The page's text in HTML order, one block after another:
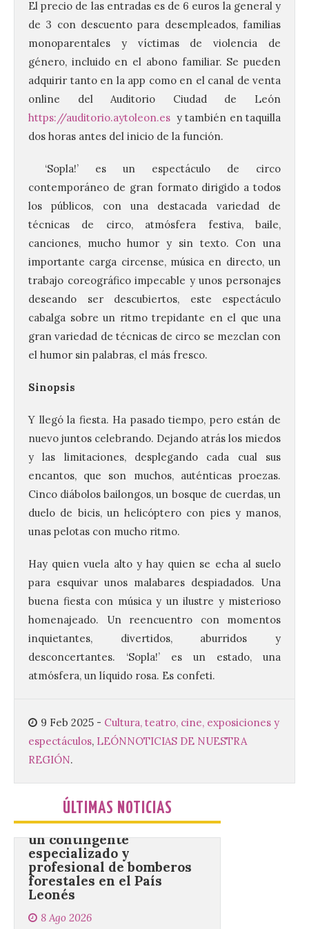
El precio de las entradas es de 6 euros la general y
de 3 con descuento para desempleados, familias
monoparentales y víctimas de violencia de
género, incluido en el abono familiar. Se pueden
adquirir tanto en la app como en el canal de venta
online del Auditorio Ciudad de León
https://auditorio.aytoleon.es y también en taquilla
dos horas antes del inicio de la función.
‘Sopla!’ es un espectáculo de circo
contemporáneo de gran formato dirigido a todos
los públicos, con una destacada variedad de
técnicas de circo, atmósfera festiva, baile,
canciones, mucho humor y sin texto. Con una
importante carga circense, música en directo, un
trabajo coreográfico impecable y unos personajes
deseando ser descubiertos, este espectáculo
cabalga sobre un ritmo trepidante en el que una
gran variedad de técnicas de circo se mezclan con
el humor sin palabras, el más fresco.
Sinopsis
Y llegó la fiesta. Ha pasado tiempo, pero están de
nuevo juntos celebrando. Dejando atrás los miedos
y las limitaciones, desplegando cada cual sus
encantos, que son muchos, auténticas proezas.
Cinco diábolos bailongos, un bosque de cuerdas, un
duelo de bicis, un helicóptero con pies y manos,
unas pelotas con mucho ritmo.
Hay quien vuela alto y hay quien se echa al suelo
para esquivar unos malabares despiadados. Una
buena fiesta con música y un ilustre y misterioso
homenajeado. Un reencuentro con momentos
inquietantes, divertidos, aburridos y
desconcertantes. ‘Sopla!’ es un estado, una
atmósfera, un líquido rosa. Es confeti.
9 Feb 2025 - Cultura, teatro, cine, exposiciones y
espectáculos, LEÓNNOTICIAS DE NUESTRA
REGIÓN.
ÚLTIMAS NOTICIAS
La UPSA impulsa la
creación musical con el I
Composición Coral Sacra
8 Ago 2026
Este certamen,
promovido por el Instituto
Universitario de Música
Sacra de la Universidad
Pontificia de Salamanca
podrán presentarse hasta el 30 de
noviembre. La Universidad, a […]
Conceyu vuelve a exigir
un contingente
especializado y
profesional de bomberos
forestales en el País
Leonés
8 Ago 2026